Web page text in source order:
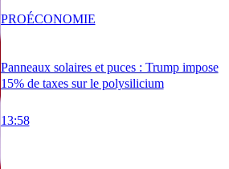
Panneaux solaires et puces : Trump impose
15% de taxes sur le polysilicium
13:58
PROÉCONOMIE